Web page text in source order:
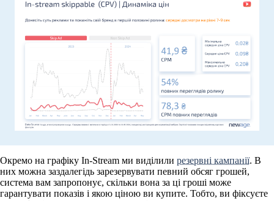
Окремо на графіку In-Stream ми виділили резервні кампанії. В
них можна заздалегідь зарезервувати певний обсяг грошей,
система вам запропонує, скільки вона за ці гроші може
гарантувати показів і якою ціною ви купите. Тобто, ви фіксуєте